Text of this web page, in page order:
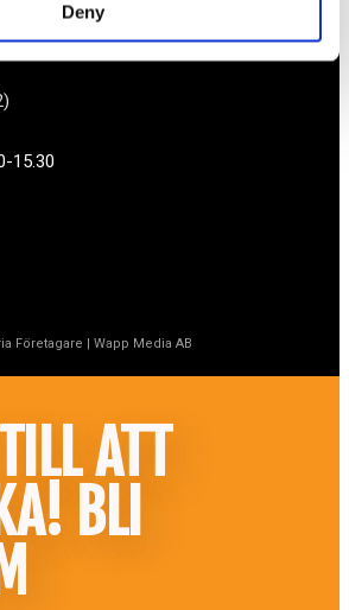
Deny
15.30
Företagare | Wapp Media AB
ATT
BLI